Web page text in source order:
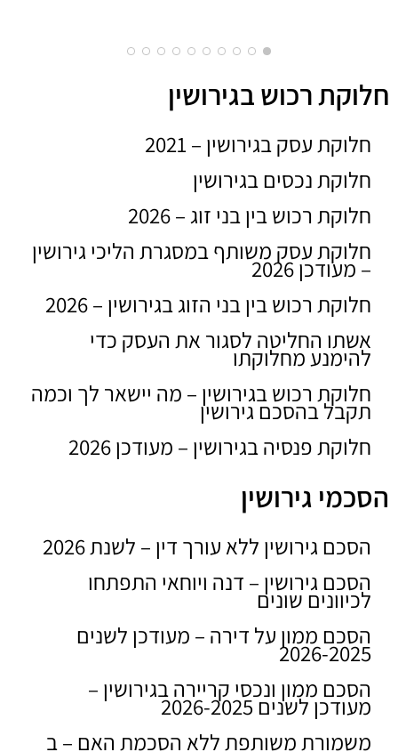
חלוקת רכוש בגירושין
חלוקת עסק בגירושין – 2021
חלוקת נכסים בגירושין
חלוקת רכוש בין בני זוג – 2026
חלוקת עסק משותף במסגרת הליכי גירושין
– מעודכן 2026
חלוקת רכוש בין בני הזוג בגירושין – 2026
אשתו החליטה לסגור את העסק כדי
להימנע מחלוקתו
חלוקת רכוש בגירושין – מה יישאר לך וכמה
תקבל בהסכם גירושין
חלוקת פנסיה בגירושין – מעודכן 2026
הסכמי גירושין
הסכם גירושין ללא עורך דין – לשנת 2026
הסכם גירושין – דנה ויוחאי התפתחו
לכיוונים שונים
הסכם ממון על דירה – מעודכן לשנים
2026-2025
הסכם ממון ונכסי קריירה בגירושין –
מעודכן לשנים 2026-2025
משמורת משותפת ללא הסכמת האם – ב